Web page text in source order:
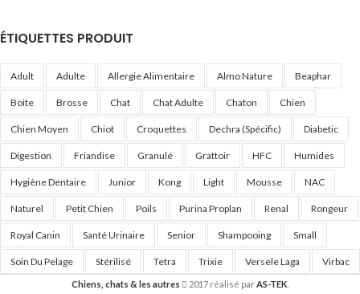
ÉTIQUETTES PRODUIT
Adult Adulte Allergie Alimentaire Almo Nature Beaphar
Boite Brosse Chat Chat Adulte Chaton Chien
Chien Moyen Chiot Croquettes Dechra (Spécific) Diabetic
Digestion Friandise Granulé Grattoir HFC Humides
Hygiène Dentaire Junior Kong Light Mousse NAC
Naturel Petit Chien Poils Purina Proplan Renal Rongeur
Royal Canin Santé Urinaire Senior Shampooing Small
Soin Du Pelage Stérilisé Tetra Trixie Versele Laga Virbac
Chiens, chats & les autres 2017 réalisé parAS-TEK